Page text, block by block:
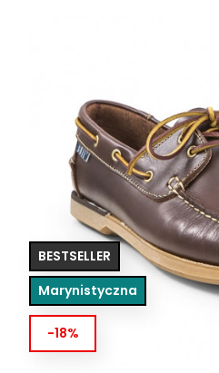
BESTSELLER
Marynistyczna
-18%